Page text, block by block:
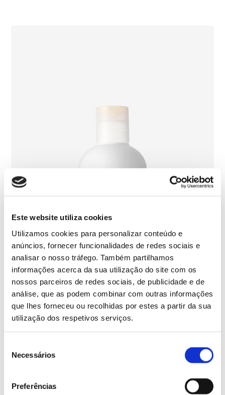
Este website utiliza cookies
Utilizamos cookies para personalizar conteúdo e
anúncios, fornecer funcionalidades de redes sociais e
analisar o nosso tráfego. Também partilhamos
informações acerca da sua utilização do site com os
nossos parceiros de redes sociais, de publicidade e de
análise, que as podem combinar com outras informações
que lhes forneceu ou recolhidas por estes a partir da sua
utilização dos respetivos serviços.
Necessários
Preferências
Champô Extrassuave Pediátrico